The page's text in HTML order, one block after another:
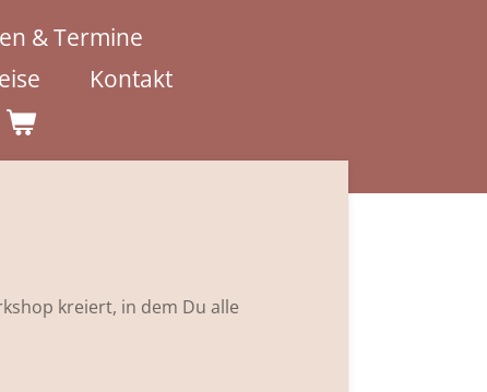
& Termine
Kontakt
kreiert, in dem Du alle